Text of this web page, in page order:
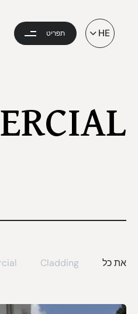
HE תפריט
את כל Cladding